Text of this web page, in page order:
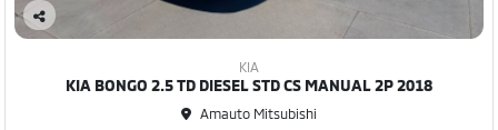
Co
KIA
KIA BONGO 2.5 TD DIESEL STD CS MANUAL 2P 2018
Amauto Mitsubishi